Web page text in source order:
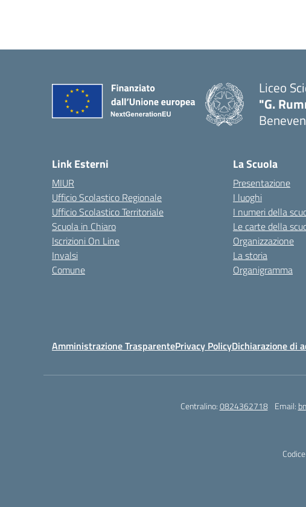
Liceo
"G.
Link Esterni
MIUR
Ufficio Scolastico Regionale
Ufficio Scolastico Territoriale
Scuola in Chiaro
Iscrizioni On Line
Invalsi
Comune
La Scuola
Presentazione
I luoghi
I numeri della
Le carte della
Organizzazione
La storia
Organigramma
Amministrazione TrasparentePrivacy PolicyDichiarazione di
Centralino:0824362718 Email: